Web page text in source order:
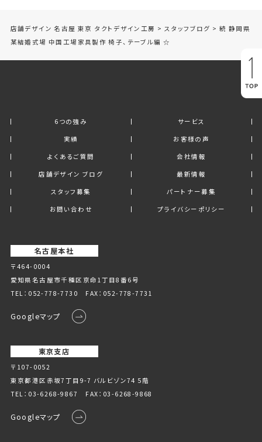
店舗デザイン 名古屋 東京 タクトデザイン工房 > スタッフブログ > 続 静岡県
某結婚式場 中国工場家具製作 椅子、テーブル編 ☆
6つの強み
サービス
実績
お客様の声
よくあるご質問
会社情報
店舗デザイン ブログ
最新情報
スタッフ募集
パートナー募集
お問い合わせ
プライバシーポリシー
名古屋本社
〒464-0004
愛知県名古屋市千種区京命1丁⽬8番6号
TEL： 052-778-7730 FAX：052-778-7731
Googleマップ
東京支店
〒107-0052
東京都港区赤坂7丁目9-7 バルビゾン74 5階
TEL： 03-6268-9867 FAX：03-6268-9868
Googleマップ